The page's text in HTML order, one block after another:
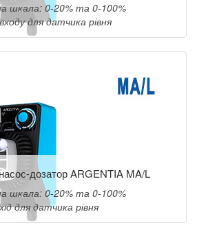
шкала: 0-20% та 0-100%
для датчика рівня
дозатор ARGENTIA MA/L
шкала: 0-20% та 0-100%
для датчика рівня